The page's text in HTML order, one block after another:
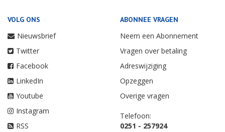
VOLG ONS
Nieuwsbrief
Twitter
Facebook
LinkedIn
Youtube
Instagram
RSS
ABONNEE VRAGEN
Neem een Abonnement
Vragen over betaling
Adreswijziging
Opzeggen
Overige vragen
Telefoon:
0251 - 257924